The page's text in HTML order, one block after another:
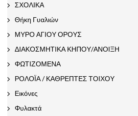
ΣΧΟΛΙΚΑ
Θήκη Γυαλιών
ΜΥΡΟ ΑΓΙΟΥ ΟΡΟΥΣ
ΔΙΑΚΟΣΜΗΤΙΚΑ ΚΗΠΟΥ/ΑΝΟΙΞΗ
ΦΩΤΙΖΟΜΕΝΑ
ΡΟΛΟΪΑ / ΚΑΘΡΕΠΤΕΣ ΤΟΙΧΟΥ
Εικόνες
Φυλακτά